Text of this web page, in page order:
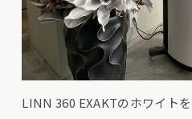
LINN 360 EXAKTのホワイト